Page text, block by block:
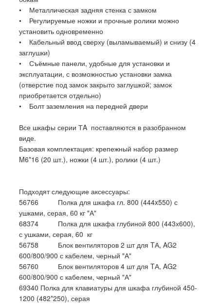
• Металлическая задняя стенка с замком
• Регулируемые ножки и прочные ролики можно
установить одновременно
• Кабельный ввод сверху (выламываемый) и снизу (4
заглушки)
• Съёмные панели, удобные для установки и
эксплуатации, с возможностью установки замка
(отверстие под замок закрыто заглушкой; замок
приобретается отдельно)
• Болт заземления на передней двери
Все шкафы серии ТA поставляются в разобранном
виде.
Базовая комплектация: крепежный набор размер
M6*16 (20 шт.), ножки (4 шт.), ролики (4 шт.)
Подходят следующие аксессуары:
56766 Полка для шкафа гл. 800 (444x550) с
ушками, серая, 60 кг "А"
68374 Полка для шкафа глубиной 800 (443х600),
с ушками, серая, 60 кг
56758 Блок вентиляторов 2 шт для TА, AG2
600/800/900 с кабелем, черный "А"
56760 Блок вентиляторов 4 шт для TА, AG2
600/800/900 с кабелем, черный "А"
69340 Полка для клавиатуры для шкафа глубиной 450-
1200 (482*250), серая